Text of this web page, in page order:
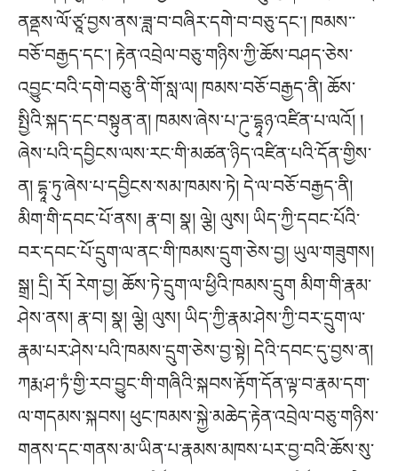
ནནྡས་ལོ་ཙཱ་བྱས་ནས་ཟླ་བ་བཞིར་དགེ་བ་བཅུ་དང་། ཁམས་་
བཅོ་བརྒྱད་དང་། རྟེན་འབྲེལ་བཅུ་གཉིས་ཀྱི་ཆོས་བཤད་ཅེས་
འབྱུང་བའི་དགེ་བཅུ་ནི་གོ་སླ་ལ། ཁམས་བཅོ་བརྒྱད་ནི། ཆོས་
སྤྱིའི་སྐད་དང་བསྟུན་ན། ཁམས་ཞེས་པ་ཌུ་དྷཱཉ་འཛིན་པ་ལའོ། །
ཞེས་པའི་དབྱིངས་ལས་རང་གི་མཚན་ཉིད་འཛིན་པའི་དོན་གྱིས་
ན། དྷཱ་ཏུ་ཞེས་པ་དབྱིངས་སམ་ཁམས་ཏེ། དེ་ལ་བཅོ་བརྒྱད་ནི།
མིག་གི་དབང་པོ་ནས། རྣ་བ། སྣ། ལྕེ། ལུས། ཡིད་ཀྱི་དབང་པོའི་
བར་དབང་པོ་དྲུག་ལ་ནང་གི་ཁམས་དྲུག་ཅེས་བྱ། ཡུལ་གཟུགས།
སྒྲ། དྲི། རོ། རེག་བྱ། ཆོས་ཏེ་དྲུག་ལ་ཕྱིའི་ཁམས་དྲུག མིག་གི་རྣམ་
ཤེས་ནས། རྣ་བ། སྣ། ལྕེ། ལུས། ཡིད་ཀྱི་རྣམ་ཤེས་ཀྱི་བར་དྲུག་ལ་
རྣམ་པར་ཤེས་པའི་ཁམས་དྲུག་ཅེས་བྱ་སྟེ། དེའི་དབང་དུ་བྱས་ན།
ཀརྨ་ཤ་ཏཾ་གྱི་རབ་བྱུང་གི་གཞིའི་སྐབས་རྟོག་དོན་ལྟ་བ་རྣམ་དག་
ལ་གདམས་སྐབས། ཕུང་ཁམས་སྐྱེ་མཆེད་རྟེན་འབྲེལ་བཅུ་གཉིས་
གནས་དང་གནས་མ་ཡིན་པ་རྣམས་མཁས་པར་བྱ་བའི་ཆོས་སུ་